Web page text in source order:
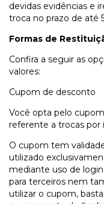
devidas evidências e
troca no prazo de até
Formas de
Confira a seguir as
valores:
Cupom de desconto
Você opta pelo
referente a trocas por
O cupom tem
utilizado
mediante uso de
para terceiros nem
utilizar o cupom,